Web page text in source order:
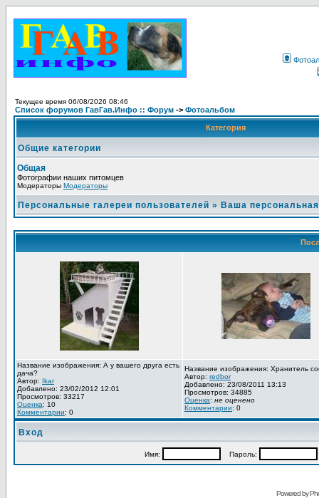
Текущее время 06/08/2026 08:46
Список форумов ГавГав.Инфо :: Форум -> Фотоальбом
Категория
Общие категории
Общая
Фотографии наших питомцев
Модераторы Модераторы
Персональные галереи пользователей » Ваша
Название изображения: А у вашего друга есть
дача?
Автор: Ikar
Добавлено: 23/02/2012 12:01
Просмотров: 33217
Оценка: 10
Комментарии: 0
Название изображения: Хранитель
Автор: redbor
Добавлено: 23/08/2011 13:13
Просмотров: 34885
Оценка: не оценено
Комментарии: 0
Вход
Имя: Пароль:
Powered by